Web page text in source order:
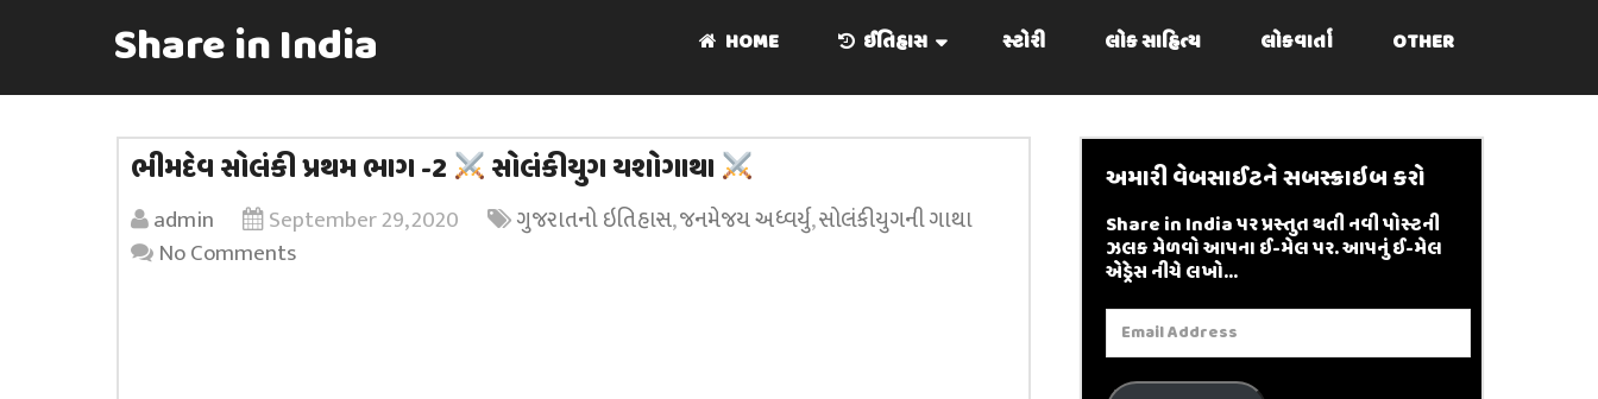
Share in India HOME ઈતિહાસ સ્ટોરી લોક સાહિત્ય લોકવાર્તા OTHER
ભીમદેવ સોલંકી પ્રથમ ભાગ -2 સોલંકીયુગ યશોગાથા
admin September 29, 2020 ગુજરાતનો ઇતિહાસ,જનમેજય અધ્વર્યુ,સોલંકીયુગની ગાથા
No Comments
અમારી વેબસાઈટને સબસ્ક્રાઇબ કરો
Share in India પર પ્રસ્તુત થતી નવી પોસ્ટની
ઝલક મેળવો આપના ઈ-મેલ પર. આપનું ઈ-મેલ
એડ્રેસ નીચે લખો...
Email
Address